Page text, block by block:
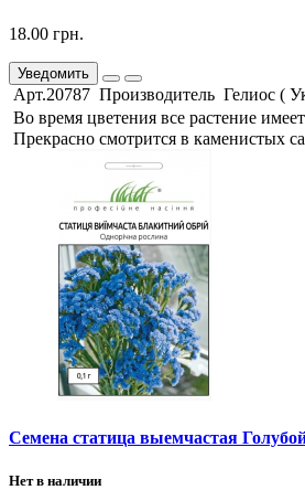
18.00 грн.
Уведомить
Арт.20787 Производитель Гелиос (
Во время цветения все растение
Прекрасно смотрится в каменистых
Семена статица выемчастая
Нет в наличии